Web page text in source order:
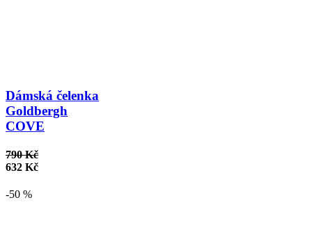
Dámská čelenka
Goldbergh
COVE
790 Kč
632 Kč
-50 %